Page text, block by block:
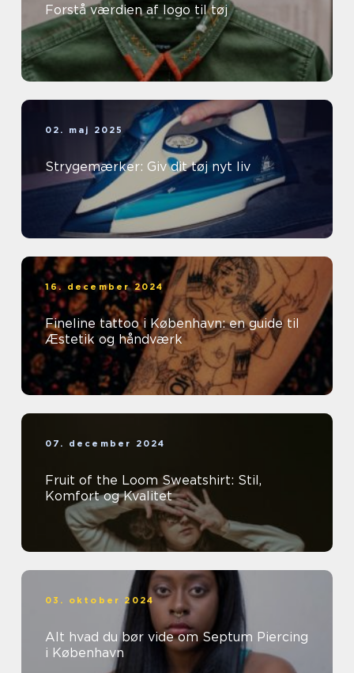
Forstå værdien af logo til tøj
02. maj 2025
Strygemærker: Giv dit tøj nyt liv
16. december 2024
Fineline tattoo i København: en guide til
Æstetik og håndværk
07. december 2024
Fruit of the Loom Sweatshirt: Stil,
Komfort og Kvalitet
03. oktober 2024
Alt hvad du bør vide om Septum Piercing
i København